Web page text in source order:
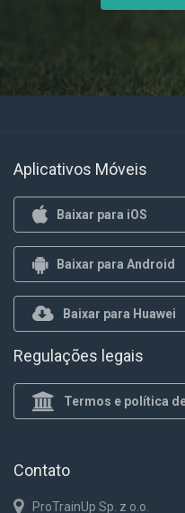
Aplicativos Móveis
Baixar para iOS
Baixar para Android
Baixar para Huawei
Regulações legais
Contato
ProTrainUp Sp. z o.o.